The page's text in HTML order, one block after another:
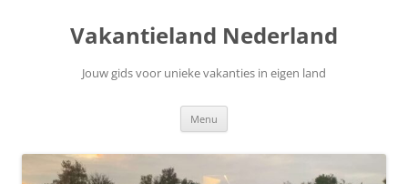
Vakantieland Nederland
Jouw gids voor unieke vakanties in eigen land
Menu